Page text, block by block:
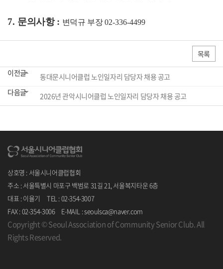
7. 문의사항: 변덕규 부장02-336-4499
목록
이전글
동대문시니어클럽 노인일자리 담당자 채용 공고
다음글
2026년 관악시니어클럽 노인일자리 담당자 채용 공고
상호명 : 서울시니어클럽협회
주소 : 서울특별시 마포구 백범로 31길 21, 서울복지타운 6층
대표 : 이율기 TEL : 02-354-3007
FAX : 02-354-3006 E-MAIL : seoulsca@naver.com
Copyright © Seoul Association of Community Senior Club. All
Rights Reserved.